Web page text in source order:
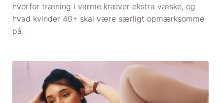
hvorfor træning i varme kræver ekstra væske, og
hvad kvinder 40+ skal være særligt opmærksomme
på.